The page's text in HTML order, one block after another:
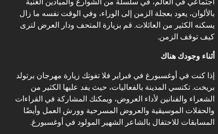
بالألوان، يعود بعجلة الزمن إلى الوراء، وفي الوقت نفسه ما زال
يسكنه الكثير من العائلات. قم بزيارة المتحف ودار العرض لترى
كيف توقف الزمن.
أثناء وجودك هناك
إذا كنت في أوغسبورغ في فبراير فلا تفوتك زيارة مهرجان برتولد
بريخت. تكتسي المدينة بالفعاليات، حيث يفد عليها الكثير من
الشعراء والفنانين لأداء العروض، ويمكنك المشاركة في القراءات
والحفلات الموسيقية والعروض المسرحية وورش العمل وأيضًا
المسابقات للاحتفال بالشاعر الشهير المولود في أوغسبورغ.